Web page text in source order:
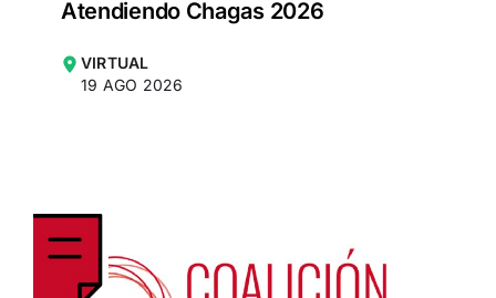
Atendiendo Chagas 2026
VIRTUAL
19 AGO 2026